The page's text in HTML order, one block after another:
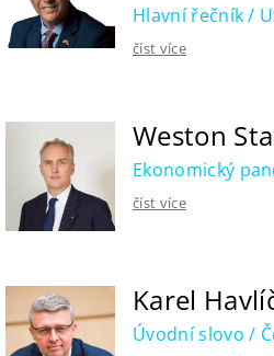
Hlavní řečník /
číst více
Weston
Ekonomický
číst více
Karel
Úvodní slovo /